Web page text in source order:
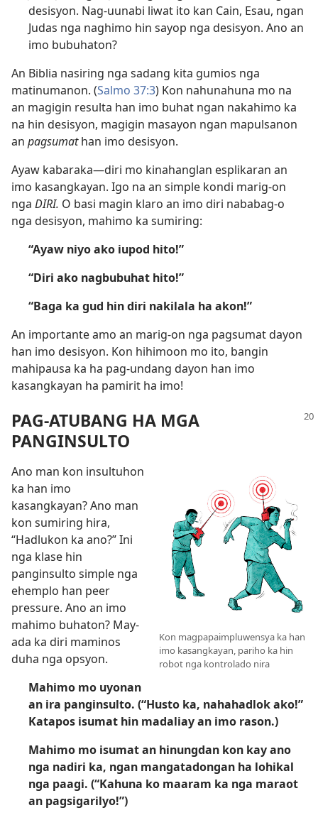
desisyon. Nag-uunabi liwat ito kan Cain, Esau, ngan
Judas nga naghimo hin sayop nga desisyon. Ano an
imo bubuhaton?
An Biblia nasiring nga sadang kita gumios nga
matinumanon. (Salmo 37:3) Kon nahunahuna mo na
an magigin resulta han imo buhat ngan nakahimo ka
na hin desisyon, magigin masayon ngan mapulsanon
an pagsumathan imo desisyon.
Ayaw kabaraka​—diri mo kinahanglan esplikaran an
imo kasangkayan. Igo na an simple kondi marig-on
nga DIRI. O basi magin klaro an imo diri nababag-o
nga desisyon, mahimo ka sumiring:
“Ayaw niyo ako iupod hito!”
“Diri ako nagbubuhat hito!”
“Baga ka gud hin diri nakilala ha akon!”
An importante amo an marig-on nga pagsumat dayon
han imo desisyon. Kon hihimoon mo ito, bangin
mahipausa ka ha pag-undang dayon han imo
kasangkayan ha pamirit ha imo!
PAG-ATUBANG HA MGA
PANGINSULTO
Kon magpapaimpluwensya ka han
imo kasangkayan, pariho ka hin
robot nga kontrolado nira
Ano man kon insultuhon
ka han imo
kasangkayan? Ano man
kon sumiring hira,
“Hadlukon ka ano?” Ini
nga klase hin
panginsulto simple nga
ehemplo han peer
pressure. Ano an imo
mahimo buhaton? May-
ada ka diri maminos
duha nga opsyon.
Mahimo mo uyonan
an ira panginsulto. (“Husto ka, nahahadlok ako!”
Katapos isumat hin madaliay an imo rason.)
Mahimo mo isumat an hinungdan kon kay ano
nga nadiri ka, ngan mangatadongan ha lohikal
nga paagi. (“Kahuna ko maaram ka nga maraot
an pagsigarilyo!”)